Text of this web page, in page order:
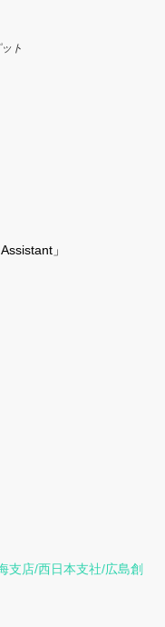
ト
」
支店/西日本支社/広島創